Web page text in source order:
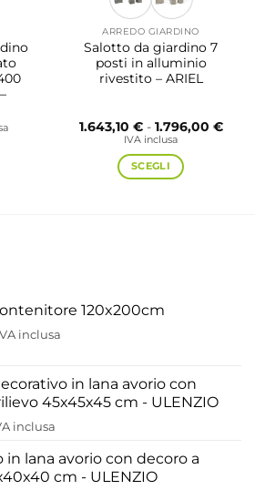
ARREDO GIARDINO
Salotto da giardino 7
posti in alluminio
rivestito – ARIEL
1.643,10 € - 1.796,00 €
IVA inclusa
SCEGLI
nella
pagina
120x200cm
inclusa
in lana avorio con
45x45x45 cm - ULENZIO
inclusa
in lana avorio con decoro a
cm - ULENZIO